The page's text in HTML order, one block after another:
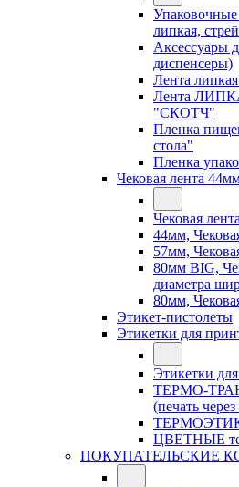
Упаковочные
липкая,
Аксессуары
диспенсеры)
Лента
Лента
"СКОТЧ"
Пленка
стола"
Пленка
Чековая лента
Чековая
44мм,
57мм,
80мм BIG,
диаметра
80мм,
Этикет-пистолеты
Этикетки для
Этикетки
ТЕРМО-
(печать
ЦВЕТНЫЕ
ПОКУПАТЕЛЬСКИЕ